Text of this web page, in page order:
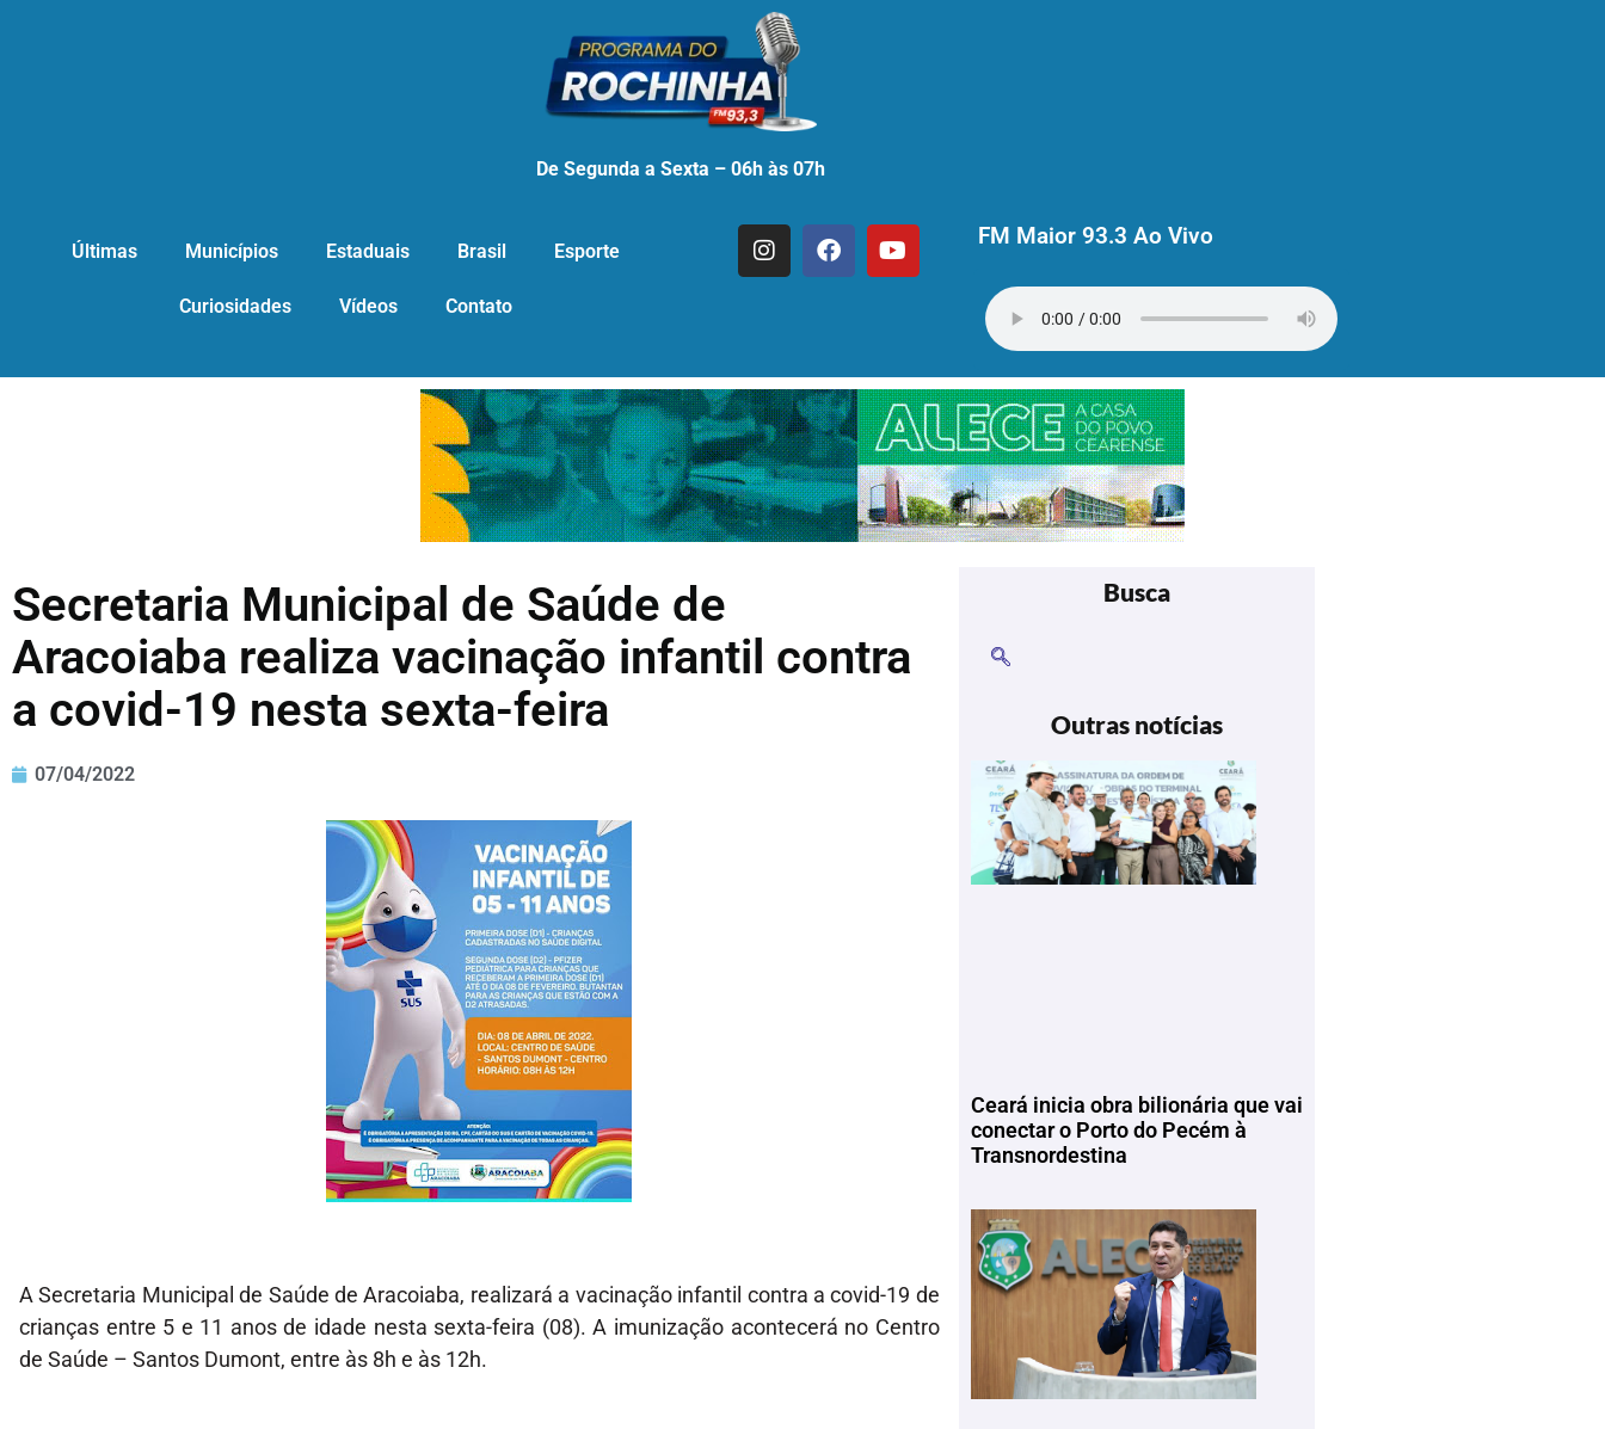
De Segunda a Sexta – 06h às 07h
Últimas Municípios Estaduais Brasil Esporte
Curiosidades Vídeos Contato
FM Maior 93.3 Ao Vivo
Secretaria Municipal de Saúde de
Aracoiaba realiza vacinação infantil contra
a covid-19 nesta sexta-feira
07/04/2022
A Secretaria Municipal de Saúde de Aracoiaba, realizará a vacinação infantil contra a covid-19 de
crianças entre 5 e 11 anos de idade nesta sexta-feira (08). A imunização acontecerá no Centro
de Saúde – Santos Dumont, entre às 8h e às 12h.
Busca
Outras notícias
Ceará inicia obra bilionária que vai
conectar o Porto do Pecém à
Transnordestina